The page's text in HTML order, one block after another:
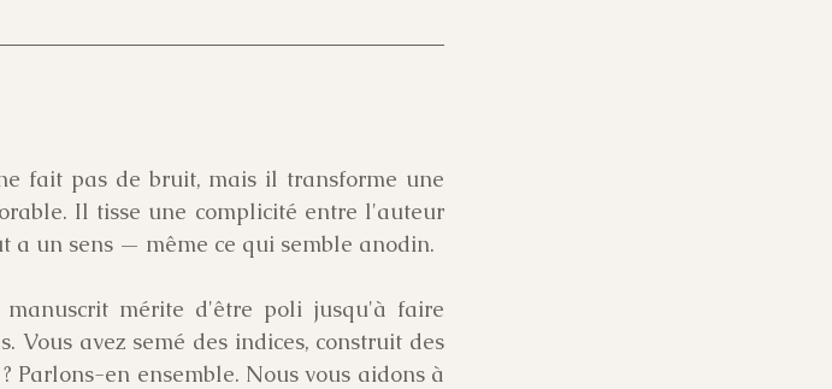
fait pas de bruit, mais il transforme une
Il tisse une complicité entre l'auteur
a un sens — même ce qui semble anodin.
mérite d'être poli jusqu'à faire
avez semé des indices, construit des
Parlons-en ensemble. Nous vous aidons à